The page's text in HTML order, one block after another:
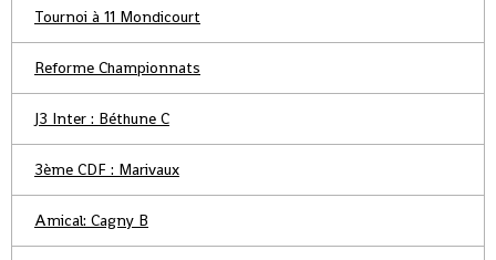
Tournoi à 11 Mondicourt
Reforme Championnats
J3 Inter : Béthune C
3ème CDF : Marivaux
Amical: Cagny B